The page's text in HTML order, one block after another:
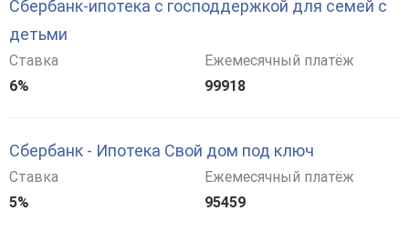
Сбербанк-ипотека с господдержкой для семей с
детьми
Ставка
6%
Ежемесячный платёж
99918
Сбербанк - Ипотека Свой дом под ключ
Ставка
5%
Ежемесячный платёж
95459